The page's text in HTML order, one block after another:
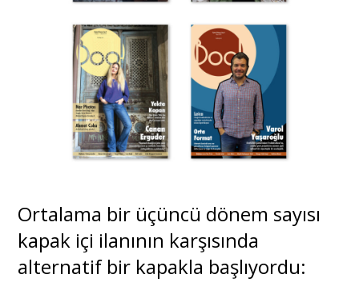
Ortalama bir üçüncü dönem sayısı
kapak içi ilanının karşısında
alternatif bir kapakla başlıyordu: